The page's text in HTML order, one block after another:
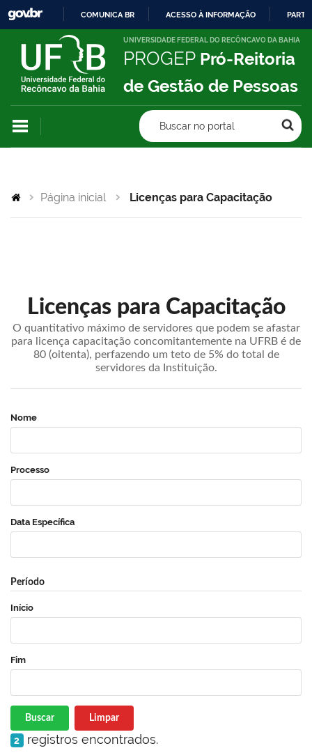
IR
PARA
CONTEÚDO
COMUNICA BR ACESSO À INFORMAÇÃO
UNIVERSIDADE FEDERAL DO RECÔNCAVO DA BAHIA
PROGEP Pró-Reitoria
de Gestão de Pessoas
Buscar no portal
Página inicial Licenças para Capacitação
Licenças para Capacitação
O quantitativo máximo de servidores que podem se afastar
para licença capacitação concomitantemente na UFRB é de
80 (oitenta), perfazendo um teto de 5% do total de
servidores da Instituição.
Nome
Processo
Data Específica
Período
Início
Fim
Buscar Limpar
2 registros encontrados.